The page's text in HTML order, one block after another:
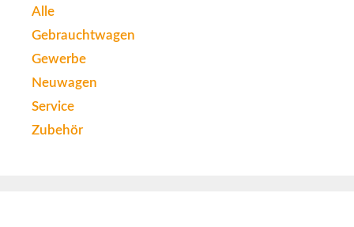
Alle
Gebrauchtwagen
Gewerbe
Neuwagen
Service
Zubehör